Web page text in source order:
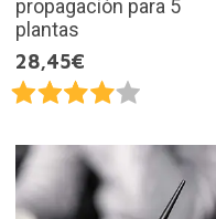
propagación para 5
plantas
28,45€